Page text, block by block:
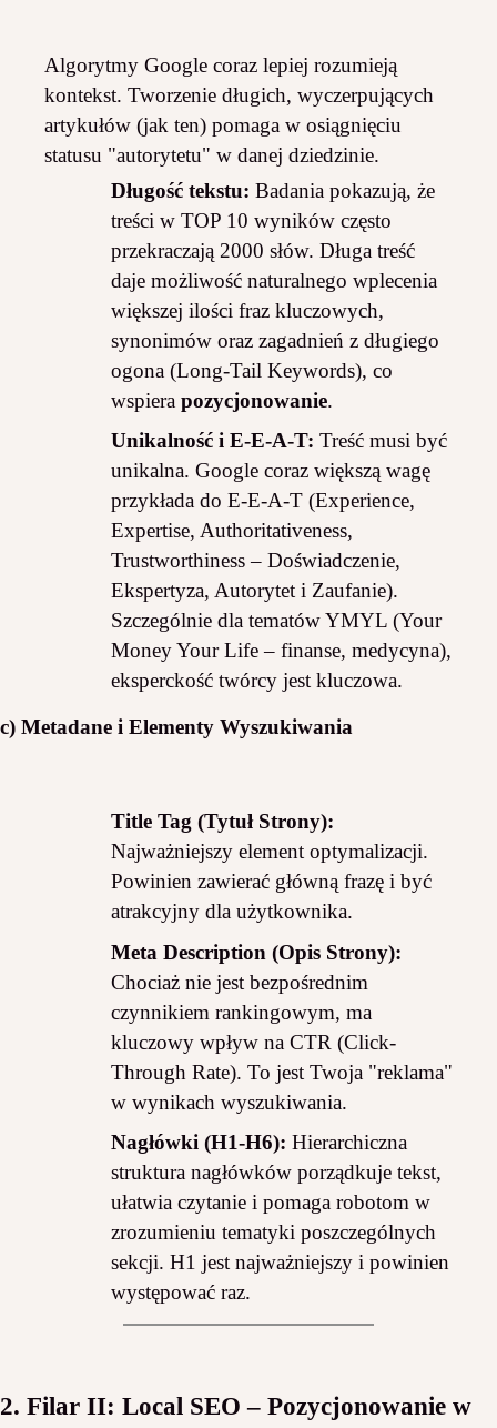
Algorytmy Google coraz lepiej rozumieją
kontekst. Tworzenie długich, wyczerpujących
artykułów (jak ten) pomaga w osiągnięciu
statusu "autorytetu" w danej dziedzinie.
Długość tekstu: Badania pokazują, że
treści w TOP 10 wyników często
przekraczają 2000 słów. Długa treść
daje możliwość naturalnego wplecenia
większej ilości fraz kluczowych,
synonimów oraz zagadnień z długiego
ogona (Long-Tail Keywords), co
wspiera pozycjonowanie.
Unikalność i E-E-A-T: Treść musi być
unikalna. Google coraz większą wagę
przykłada do E-E-A-T (Experience,
Expertise, Authoritativeness,
Trustworthiness – Doświadczenie,
Ekspertyza, Autorytet i Zaufanie).
Szczególnie dla tematów YMYL (Your
Money Your Life – finanse, medycyna),
eksperckość twórcy jest kluczowa.
c) Metadane i Elementy Wyszukiwania
Title Tag (Tytuł Strony):
Najważniejszy element optymalizacji.
Powinien zawierać główną frazę i być
atrakcyjny dla użytkownika.
Meta Description (Opis Strony):
Chociaż nie jest bezpośrednim
czynnikiem rankingowym, ma
kluczowy wpływ na CTR (Click-
Through Rate). To jest Twoja "reklama"
w wynikach wyszukiwania.
Nagłówki (H1-H6): Hierarchiczna
struktura nagłówków porządkuje tekst,
ułatwia czytanie i pomaga robotom w
zrozumieniu tematyki poszczególnych
sekcji. H1 jest najważniejszy i powinien
występować raz.
2. Filar II: Local SEO – Pozycjonowanie w